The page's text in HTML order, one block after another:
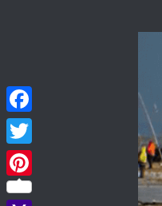
Facebook
Twitter
Pinterest